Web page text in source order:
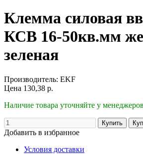
Клемма силовая
КСВ 16-50кв.мм
зеленая
Производитель: EKF
Цена 130,38 р.
Наличие товара уточняйте у менеджеров
Добавить в избранное
Условия доставки